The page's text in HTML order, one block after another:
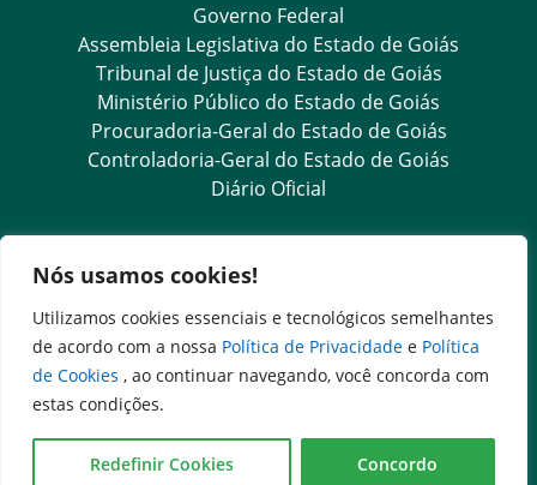
Nós usamos cookies!
Utilizamos cookies essenciais e tecnológicos semelhantes
de acordo com a nossa Política de Privacidade e Política
de Cookies , ao continuar navegando, você concorda com
estas condições.
Redefinir Cookies Concordo
Governo Federal
Assembleia Legislativa do Estado de Goiás
Tribunal de Justiça do Estado de Goiás
Ministério Público do Estado de Goiás
Procuradoria-Geral do Estado de Goiás
Controladoria-Geral do Estado de Goiás
Diário Oficial
Transparência e Ouvidoria
LGPD
Goiás Transparência
Dados Abertos Goiás
SIC – Serviço de Informação ao Cidadão
e-SIC – Serviço Eletrônico de Informação ao Cidadão